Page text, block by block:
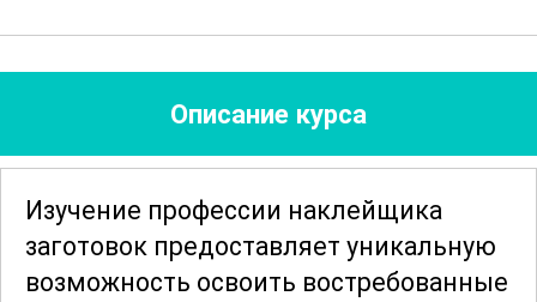
Описание курса
Изучение профессии наклейщика
заготовок предоставляет уникальную
возможность освоить востребованные